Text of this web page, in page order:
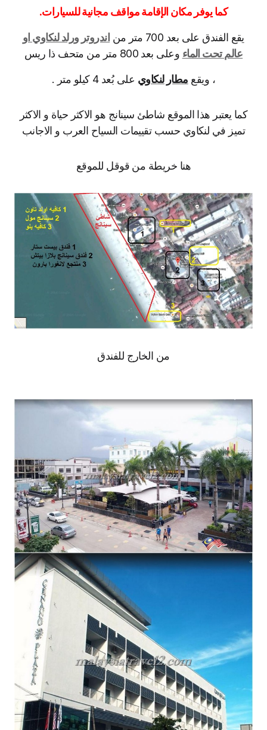
كما يوفر مكان الإقامة مواقف مجانية للسيارات.
يقع الفندق على بعد 700 متر من
اندروتر ورلد لنكاوي او
عالم تحت الماء وعلى بعد 800 متر من متحف ذا ريس
، ويقع مطار لنكاوي على بُعد 4 كيلو متر .
كما يعتبر هذا الموقع شاطئ سينانج هو الاكثر حياة و الاكثر
تميز في لنكاوي حسب تقييمات السياح العرب و الاجانب
هنا خريطة من قوقل للموقع
من الخارج للفندق